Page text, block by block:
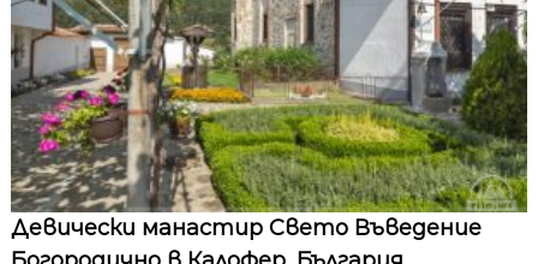
Девически манастир Свето Въведение